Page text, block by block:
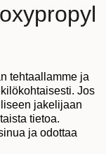
tehtaallamme ja
Jos
jakelijaan
tietoa.
ja odottaa